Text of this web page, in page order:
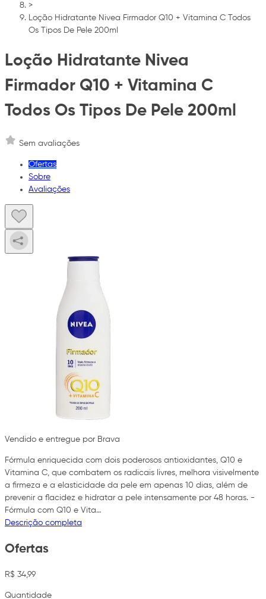
>
Loção Hidratante Nivea Firmador Q10 + Vitamina C Todos
Os Tipos De Pele 200ml
Loção Hidratante Nivea
Firmador Q10 + Vitamina C
Todos Os Tipos De Pele 200ml
Sem avaliações
Ofertas
Sobre
Avaliações
Vendido e entregue por Brava
Fórmula enriquecida com dois poderosos antioxidantes, Q10 e
Vitamina C, que combatem os radicais livres, melhora visivelmente
a firmeza e a elasticidade da pele em apenas 10 dias, além de
prevenir a flacidez e hidratar a pele intensamente por 48 horas. -
Fórmula com Q10 e Vita…
Descrição completa
Ofertas
R$ 34,99
Quantidade